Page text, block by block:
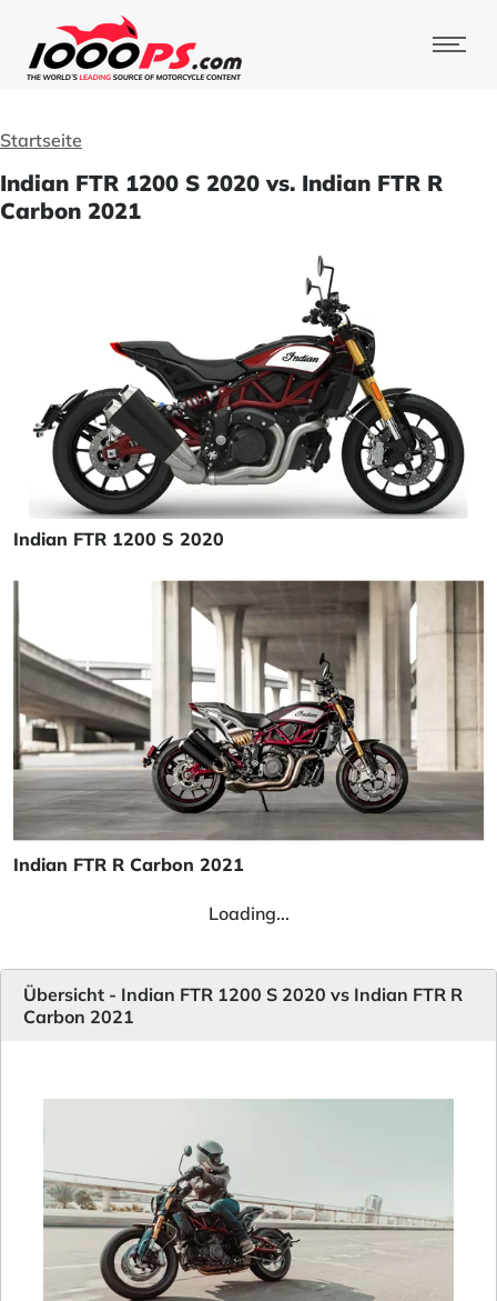
Startseite
Indian FTR 1200 S 2020 vs. Indian FTR R
Carbon 2021
Indian FTR 1200 S 2020
Indian FTR R Carbon 2021
Loading...
Übersicht - Indian FTR 1200 S 2020 vs Indian FTR R
Carbon 2021